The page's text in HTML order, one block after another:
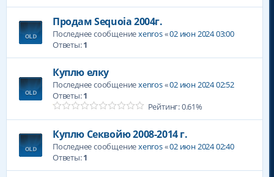
Продам Sequoia 2004г.
Последнее сообщениеxenros«02 июн 2024 03:00
Ответы:1
Куплю елку
Последнее сообщениеxenros«02 июн 2024 02:52
Ответы:1
Рейтинг: 0.61%
Куплю Секвойю 2008-2014 г.
Последнее сообщениеxenros«02 июн 2024 02:40
Ответы:1